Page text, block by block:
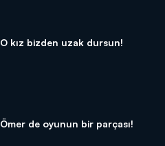
O kız bizden uzak dursun!
Ömer de oyunun bir parçası!